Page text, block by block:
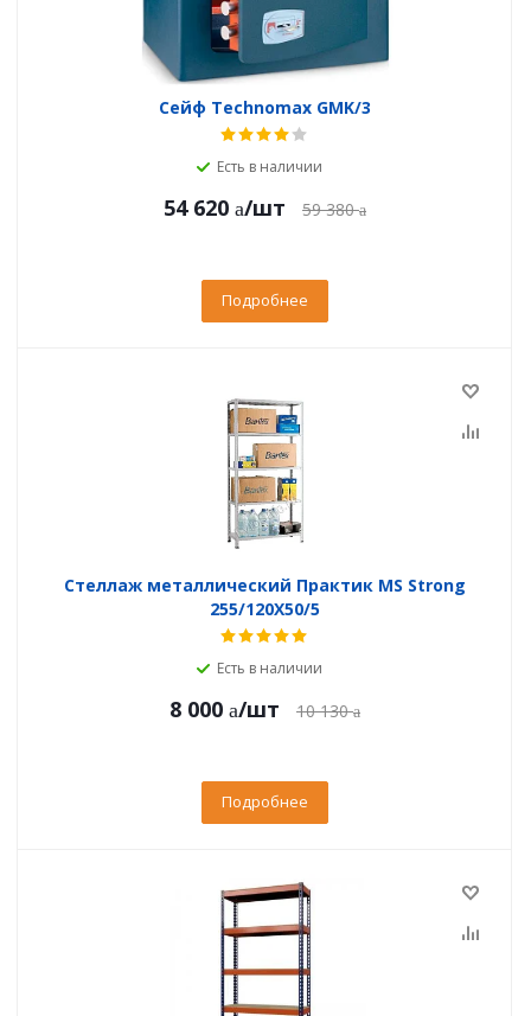
Сейф Technomax GMK/3
Есть в наличии
54 620 /шт 59 380
Подробнее
Стеллаж металлический Практик MS Strong
255/120X50/5
Есть в наличии
8 000 /шт 10 130
Подробнее